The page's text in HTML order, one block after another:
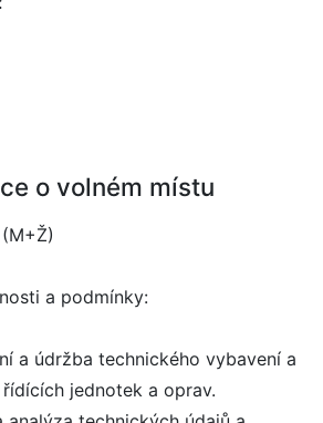
o volném místu
a podmínky:
a údržba technického vybavení a
jednotek a oprav.